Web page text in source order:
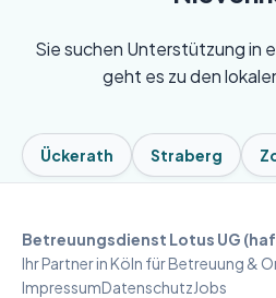
Sie suchen Unterstützung in
geht es zu den
Ückerath Straberg
Betreuungsdienst Lotus UG
Ihr Partner in Köln für Betreuung &
ImpressumDatenschutzJobs